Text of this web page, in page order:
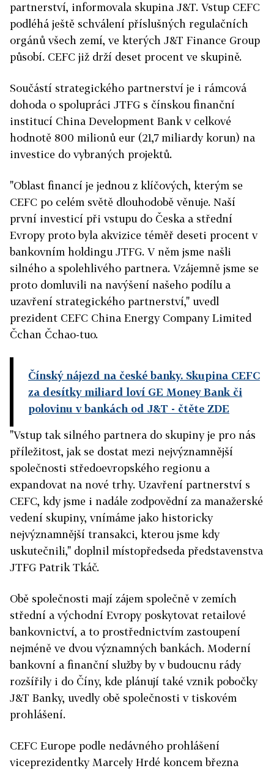
partnerství, informovala skupina J&T. Vstup CEFC
podléhá ještě schválení příslušných regulačních
orgánů všech zemí, ve kterých J&T Finance Group
působí. CEFC již drží deset procent ve skupině.
Součástí strategického partnerství je i rámcová
dohoda o spolupráci JTFG s čínskou finanční
institucí China Development Bank v celkové
hodnotě 800 milionů eur (21,7 miliardy korun) na
investice do vybraných projektů.
"Oblast financí je jednou z klíčových, kterým se
CEFC po celém světě dlouhodobě věnuje. Naší
první investicí při vstupu do Česka a střední
Evropy proto byla akvizice téměř deseti procent v
bankovním holdingu JTFG. V něm jsme našli
silného a spolehlivého partnera. Vzájemně jsme se
proto domluvili na navýšení našeho podílu a
uzavření strategického partnerství," uvedl
prezident CEFC China Energy Company Limited
Čchan Čchao-tuo.
Čínský nájezd na české banky. Skupina CEFC
za desítky miliard loví GE Money Bank či
polovinu v bankách od J&T - čtěte ZDE
"Vstup tak silného partnera do skupiny je pro nás
příležitost, jak se dostat mezi nejvýznamnější
společnosti středoevropského regionu a
expandovat na nové trhy. Uzavření partnerství s
CEFC, kdy jsme i nadále zodpovědní za manažerské
vedení skupiny, vnímáme jako historicky
nejvýznamnější transakci, kterou jsme kdy
uskutečnili," doplnil místopředseda představenstva
JTFG Patrik Tkáč.
Obě společnosti mají zájem společně v zemích
střední a východní Evropy poskytovat retailové
bankovnictví, a to prostřednictvím zastoupení
nejméně ve dvou významných bankách. Moderní
bankovní a finanční služby by v budoucnu rády
rozšířily i do Číny, kde plánují také vznik pobočky
J&T Banky, uvedly obě společnosti v tiskovém
prohlášení.
CEFC Europe podle nedávného prohlášení
viceprezidentky Marcely Hrdé koncem března